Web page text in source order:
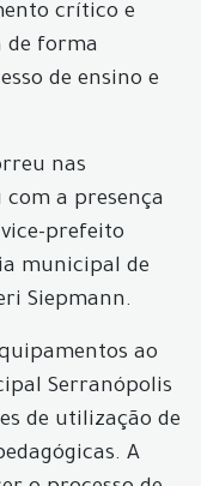
crítico e
de forma
de ensino e
nas
com a presença
prefeito
municipal de
Siepmann.
ao
Serranópolis
de utilização de
A